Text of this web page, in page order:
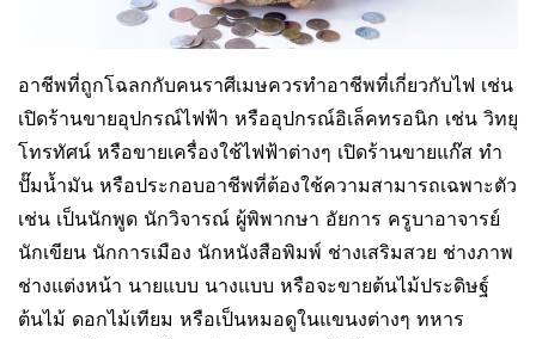
อาชีพที่ถูกโฉลกกับคนราศีเมษควรทำอาชีพที่เกี่ยวกับไฟ เช่น
เปิดร้านขายอุปกรณ์ไฟฟ้า หรืออุปกรณ์อิเล็คทรอนิก เช่น วิทยุ
โทรทัศน์ หรือขายเครื่องใช้ไฟฟ้าต่างๆ เปิดร้านขายแก๊ส ทำ
ปั๊มน้ำมัน หรือประกอบอาชีพที่ต้องใช้ความสามารถเฉพาะตัว
เช่น เป็นนักพูด นักวิจารณ์ ผู้พิพากษา อัยการ ครูบาอาจารย์
นักเขียน นักการเมือง นักหนังสือพิมพ์ ช่างเสริมสวย ช่างภาพ
ช่างแต่งหน้า นายแบบ นางแบบ หรือจะขายต้นไม้ประดิษฐ์
ต้นไม้ ดอกไม้เทียม หรือเป็นหมอดูในแขนงต่างๆ ทหาร